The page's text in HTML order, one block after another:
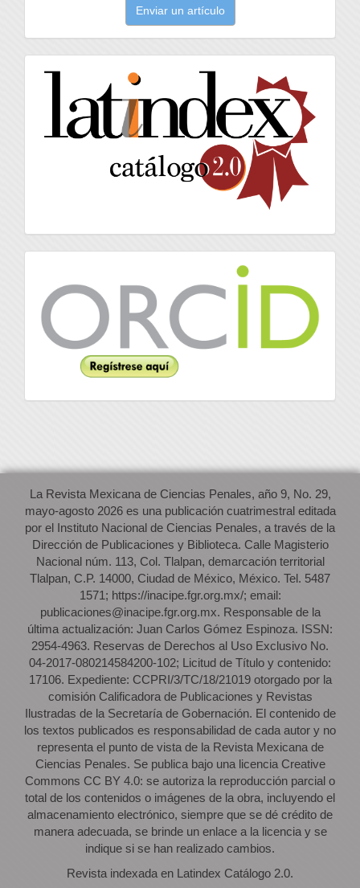
artículo
Enviar un artículo
latindex
La Revista Mexicana de Ciencias Penales, año 9, No. 29,
mayo-agosto 2026 es una publicación cuatrimestral editada
por el Instituto Nacional de Ciencias Penales, a través de la
Dirección de Publicaciones y Biblioteca. Calle Magisterio
Nacional núm. 113, Col. Tlalpan, demarcación territorial
Tlalpan, C.P. 14000, Ciudad de México, México. Tel. 5487
1571; https://inacipe.fgr.org.mx/; email:
publicaciones@inacipe.fgr.org.mx. Responsable de la
última actualización: Juan Carlos Gómez Espinoza. ISSN:
2954-4963. Reservas de Derechos al Uso Exclusivo No.
04-2017-080214584200-102; Licitud de Título y contenido:
17106. Expediente: CCPRI/3/TC/18/21019 otorgado por la
comisión Calificadora de Publicaciones y Revistas
Ilustradas de la Secretaría de Gobernación. El contenido de
los textos publicados es responsabilidad de cada autor y no
representa el punto de vista de la Revista Mexicana de
Ciencias Penales. Se publica bajo una licencia Creative
Commons CC BY 4.0: se autoriza la reproducción parcial o
total de los contenidos o imágenes de la obra, incluyendo el
almacenamiento electrónico, siempre que se dé crédito de
manera adecuada, se brinde un enlace a la licencia y se
indique si se han realizado cambios.
Revista indexada en Latindex Catálogo 2.0.